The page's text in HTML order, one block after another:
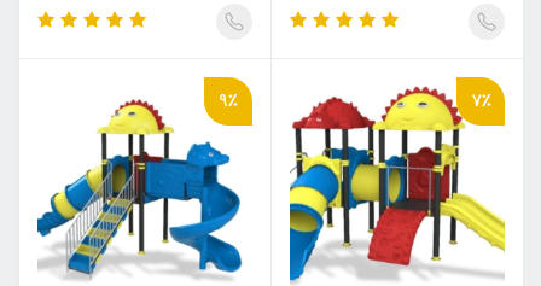
پارکی (P1215)
پارکی(P1211)
7٪ 9٪